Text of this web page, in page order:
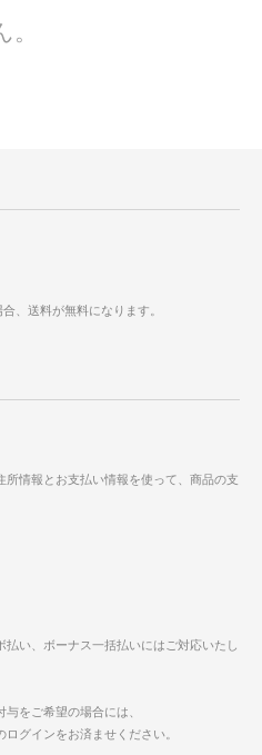
。
、送料が無料になります。
情報とお支払い情報を使って、商品の支
い、ボーナス一括払いにはご対応いたし
をご希望の場合には、
グインをお済ませください。